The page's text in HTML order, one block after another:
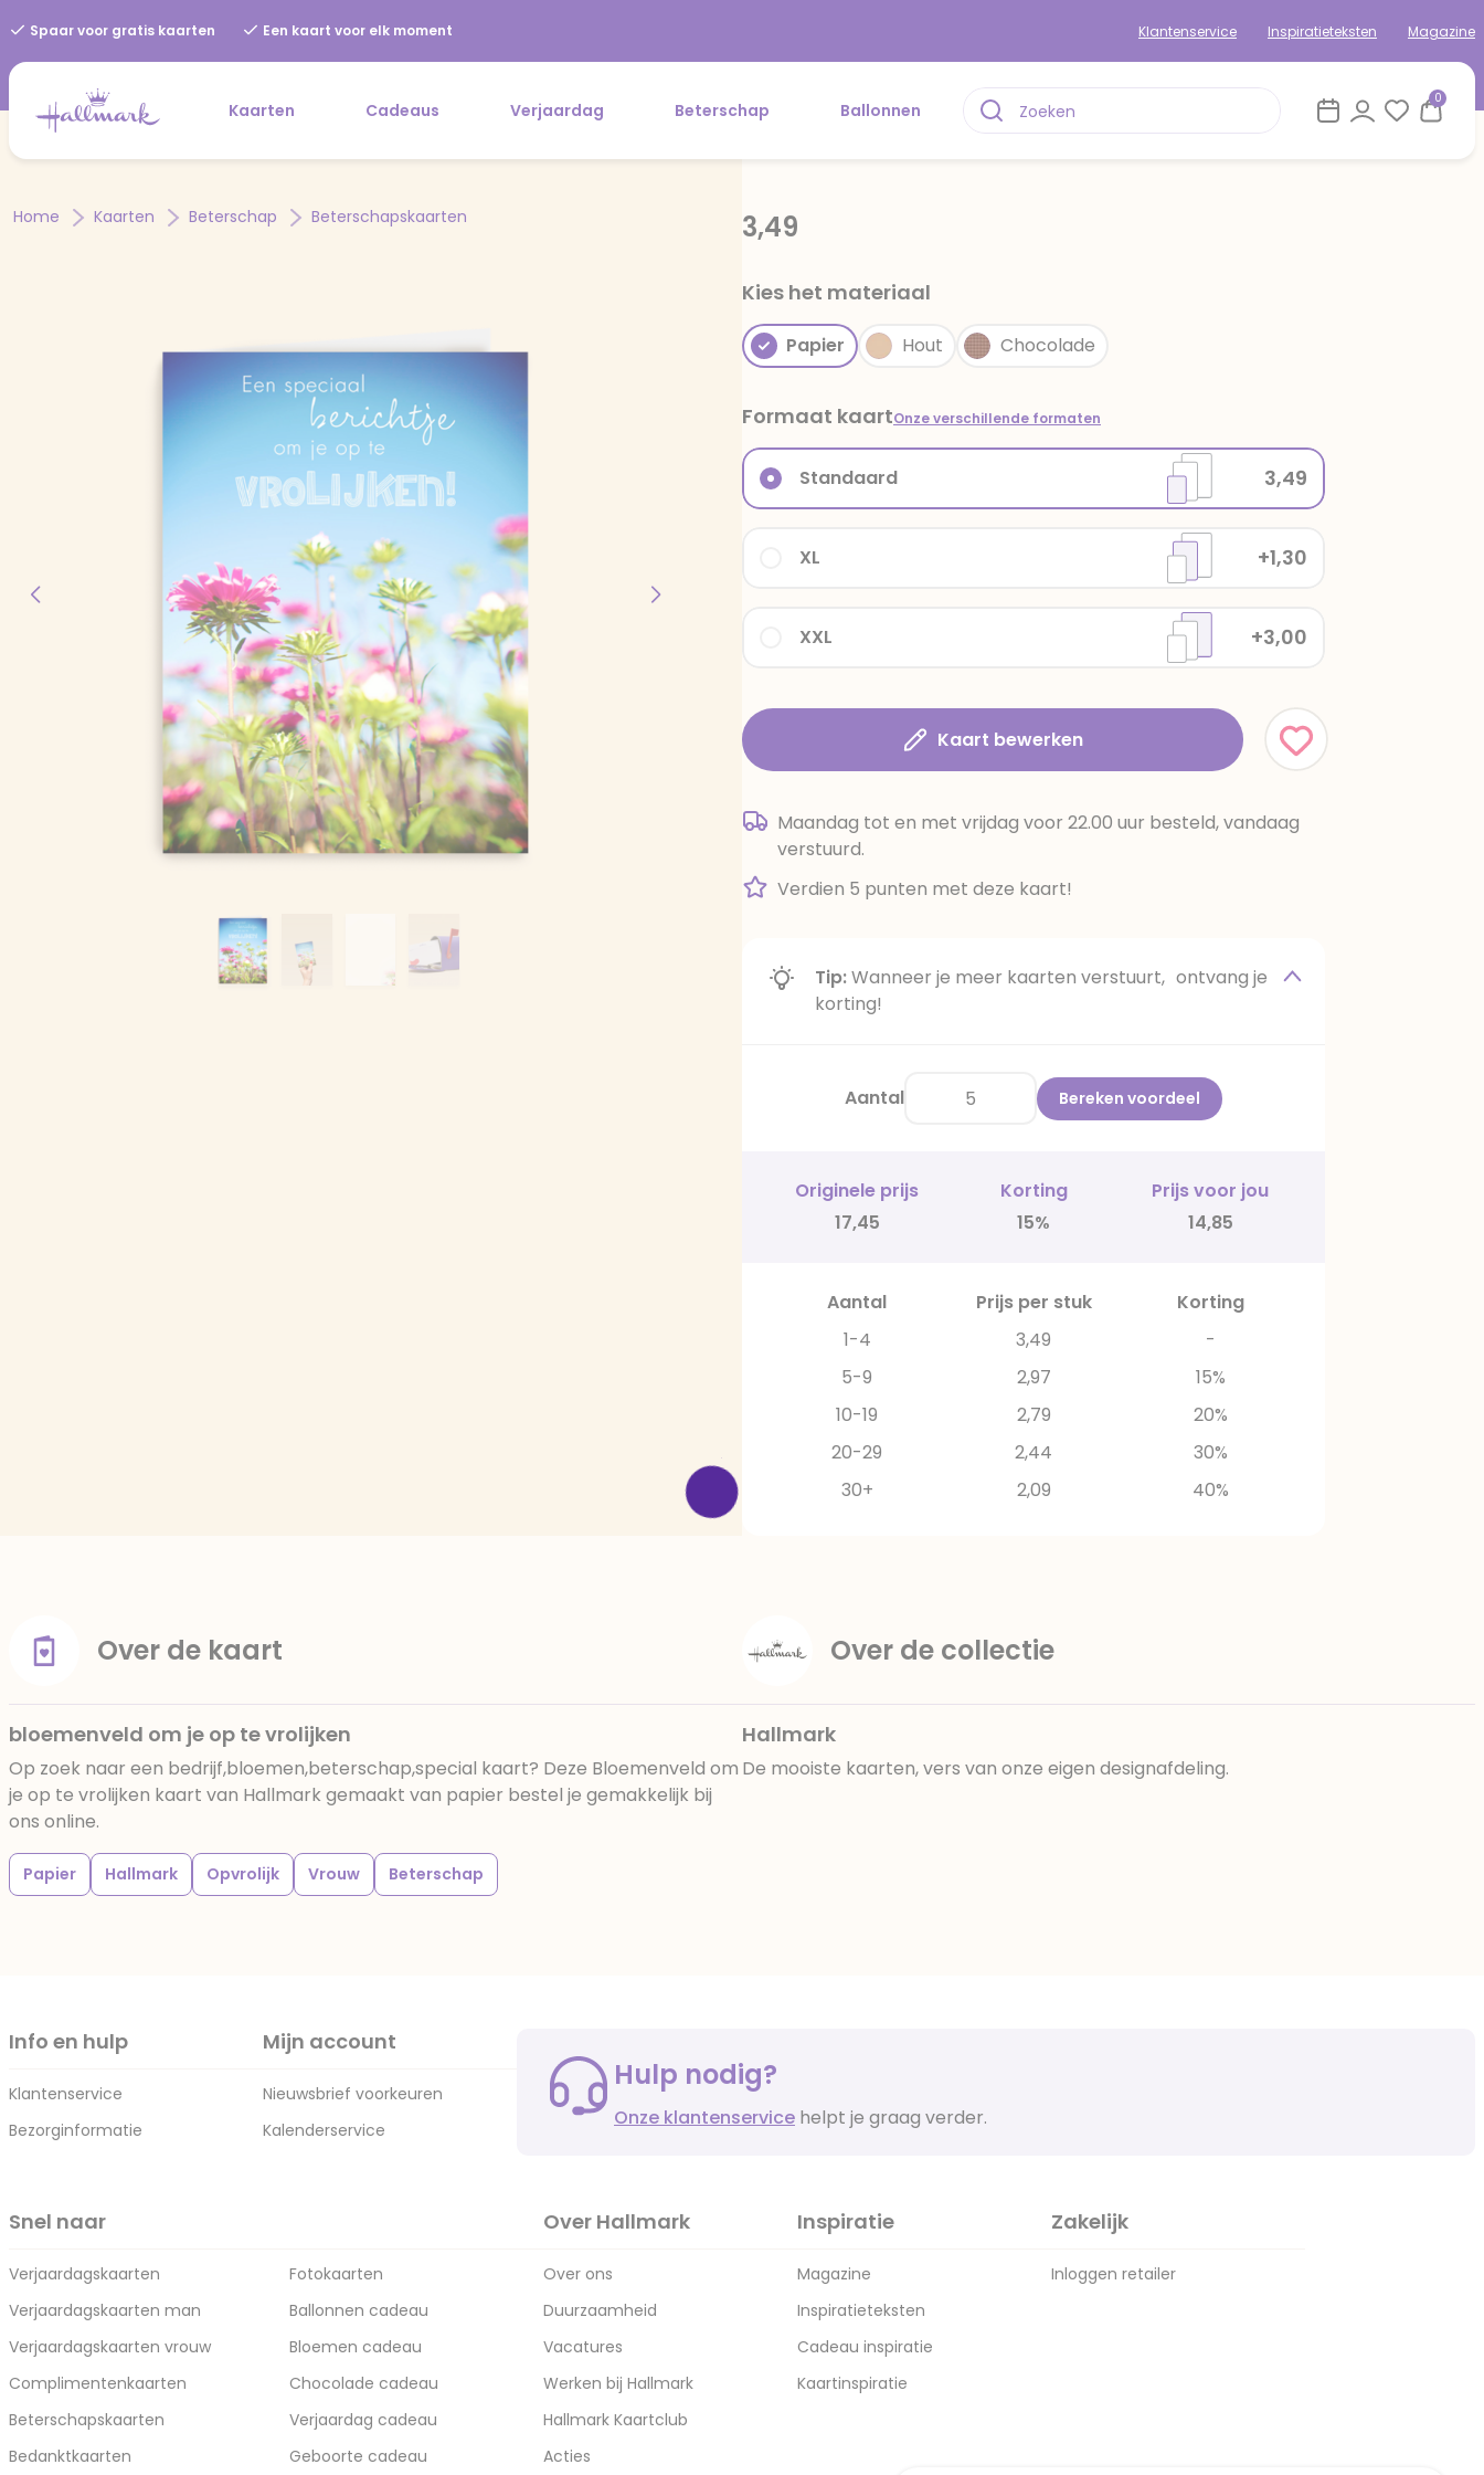
Spaar voor gratis kaarten Een kaart voor elk moment Klantenservice Inspiratieteksten Magazine
Kaarten Cadeaus Verjaardag Beterschap Ballonnen
0
Home Kaarten Beterschap Beterschapskaarten 3,49
Kies het materiaal
Papier Hout Chocolade
Formaat kaartOnze verschillende formaten
XXL +3,00
XL +1,30
Standaard 3,49
Kaart bewerken
Maandag tot en met vrijdag voor 22.00 uur besteld, vandaag
verstuurd.
Verdien 5 punten met deze kaart!
Tip:Wanneer je meer kaarten verstuurt, ontvang je
korting!
Aantal Bereken voordeel
Originele prijs Korting
Prijs voor jou
17,45
15% 14,85
Aantal Prijs per stuk
Korting
1-4
3,49
-
5-9
2,97
15%
10-19
2,79
20%
20-29
2,44
30%
30+
2,09 40%
Over de kaart
bloemenveld om je op te vrolijken
Op zoek naar een bedrijf,bloemen,beterschap,special kaart? Deze Bloemenveld om
je op te vrolijken kaart van Hallmark gemaakt van papier bestel je gemakkelijk bij
ons online.
Papier Hallmark Opvrolijk Vrouw Beterschap
Over de collectie
Hallmark
De mooiste kaarten, vers van onze eigen designafdeling.
Info en hulp
Klantenservice
Bezorginformatie
Mijn account
Nieuwsbrief voorkeuren
Kalenderservice
Hulp nodig?
Onze klantenservice helpt je graag verder.
Snel naar
Verjaardagskaarten
Verjaardagskaarten man
Verjaardagskaarten vrouw
Complimentenkaarten
Beterschapskaarten
Bedanktkaarten
Fotokaarten
Ballonnen cadeau
Bloemen cadeau
Chocolade cadeau
Verjaardag cadeau
Geboorte cadeau
Over Hallmark
Over ons
Duurzaamheid
Vacatures
Werken bij Hallmark
Hallmark Kaartclub
Acties
Inspiratie
Magazine
Inspiratieteksten
Cadeau inspiratie
Kaartinspiratie
Zakelijk
Inloggen retailer